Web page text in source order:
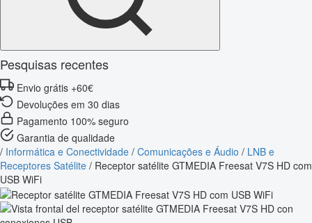
Pesquisas recentes
Envio grátis +60€
Devoluções em 30 dias
Pagamento 100% seguro
Garantia de qualidade
/ Informática e Conectividade / Comunicações e Áudio / LNB e
Receptores Satélite / Receptor satélite GTMEDIA Freesat V7S HD com
USB WiFi